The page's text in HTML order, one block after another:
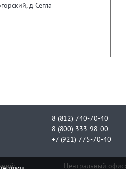
д Сегла
8 (812) 740-70-40
8 (800) 333-98-00
+7 (921) 775-70-40
Центральный офис: